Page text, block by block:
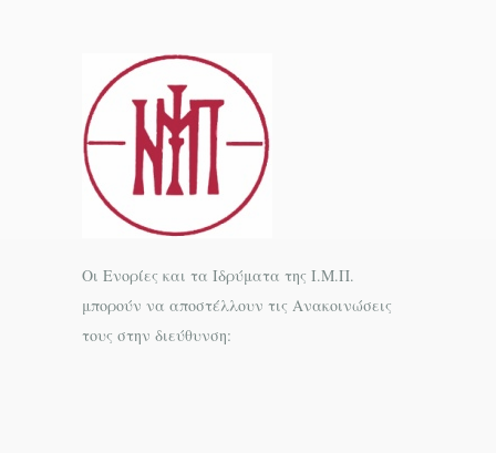
Οι Ενορίες και τα Ιδρύματα της Ι.Μ.Π.
μπορούν να αποστέλλουν τις Ανακοινώσεις
τους στην διεύθυνση: